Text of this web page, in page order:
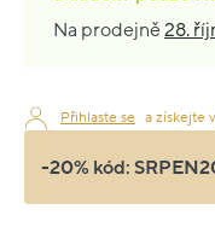
Na prodejně28.
Přihlaste se a získejte
-20% kód: